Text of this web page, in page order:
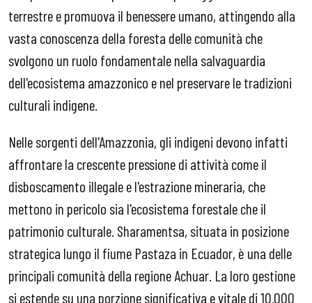
terrestre e promuova il benessere umano, attingendo alla
vasta conoscenza della foresta delle comunità che
svolgono un ruolo fondamentale nella salvaguardia
dell'ecosistema amazzonico e nel preservare le tradizioni
culturali indigene.
Nelle sorgenti dell'Amazzonia, gli indigeni devono infatti
affrontare la crescente pressione di attività come il
disboscamento illegale e l'estrazione mineraria, che
mettono in pericolo sia l'ecosistema forestale che il
patrimonio culturale. Sharamentsa, situata in posizione
strategica lungo il fiume Pastaza in Ecuador, è una delle
principali comunità della regione Achuar. La loro gestione
si estende su una porzione significativa e vitale di 10.000